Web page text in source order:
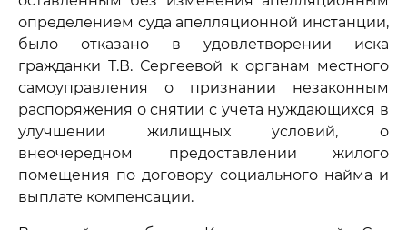
определением суда апелляционной инстанции,
было отказано в удовлетворении иска
гражданки Т.В. Сергеевой к органам местного
самоуправления о признании незаконным
распоряжения о снятии с учета нуждающихся в
улучшении жилищных условий, о
внеочередном предоставлении жилого
помещения по договору социального найма и
выплате компенсации.